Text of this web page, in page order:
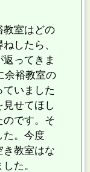
室はどの
したら、
ってきま
余裕教室の
いました
せてほし
のです。そ
た。今度
き教室はな
た。